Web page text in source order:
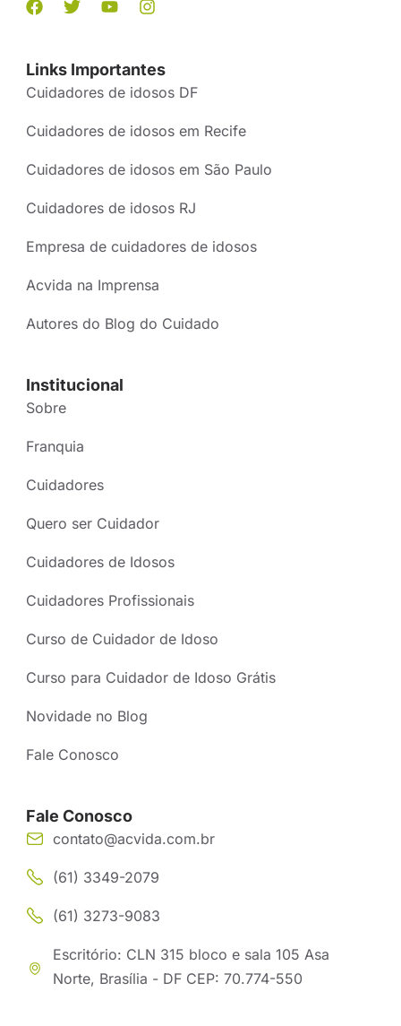
Links Importantes
Cuidadores de idosos DF
Cuidadores de idosos em Recife
Cuidadores de idosos em São Paulo
Cuidadores de idosos RJ
Empresa de cuidadores de idosos
Acvida na Imprensa
Autores do Blog do Cuidado
Institucional
Sobre
Franquia
Cuidadores
Quero ser Cuidador
Cuidadores de Idosos
Cuidadores Profissionais
Curso de Cuidador de Idoso
Curso para Cuidador de Idoso Grátis
Novidade no Blog
Fale Conosco
Fale Conosco
contato@acvida.com.br
(61) 3349-2079
(61) 3273-9083
Escritório: CLN 315 bloco e sala 105 Asa
Norte, Brasília - DF CEP: 70.774-550